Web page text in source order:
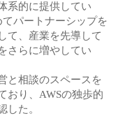
系的に提供してい
パートナーシップを
て、産業を先導して
さらに増やしてい
と相談のスペースを
おり、AWSの独歩的
した。